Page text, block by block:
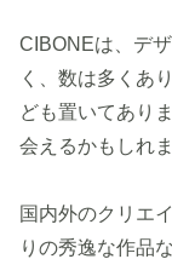
CIBONEは、デ
く、数は多くあ
ども置いてあり
会えるかもしれま
国内外のクリエ
りの秀逸な作品